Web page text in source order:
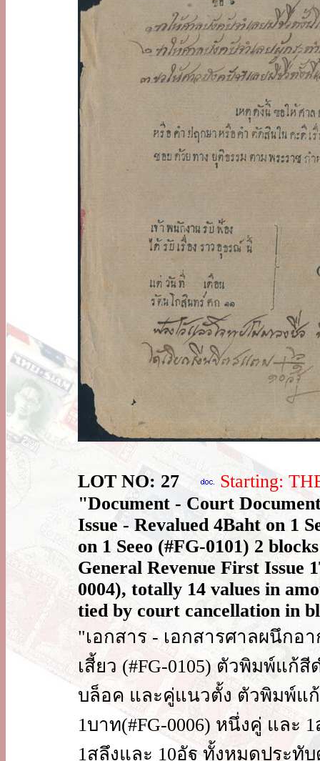
LOT NO: 27
Starting:
"Document - Court
Issue - Revalued 4Baht on 1
on 1 Seeo (#FG-0101) 2
General Revenue First Issue
0004), totally 14 values in
tied by court cancellation in
"เอกสาร - เอกสารศาลผนึกอ
เสี้ยว (#FG-0105) ตัวพิมพ์แก้สี
บล็อค และคู่แนวตั้ง ตัวพิมพ์แ
1บาท(#FG-0006) หนึ่งคู่ และ
1สลึงและ 10อัฐ ทั้งหมดประทั